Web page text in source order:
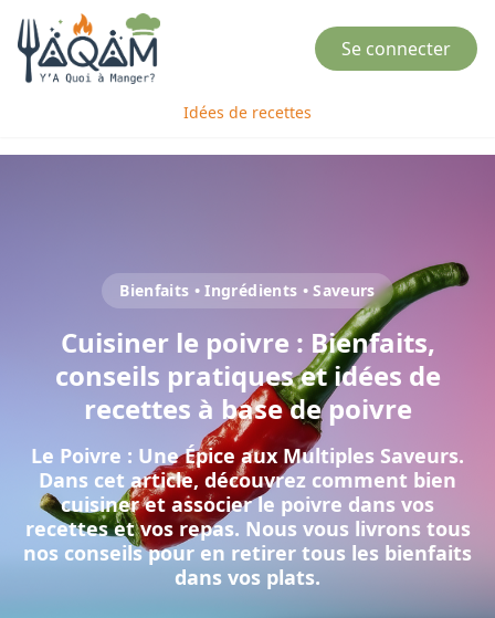
Se connecter
Idées de recettes
Bienfaits • Ingrédients • Saveurs
Cuisiner le poivre : Bienfaits,
conseils pratiques et idées de
recettes à base depoivre
Le Poivre : Une Épice aux Multiples Saveurs.
Dans cet article, découvrez comment bien
cuisiner et associerle poivre dans vos
recettes et vos repas. Nous vous livrons tous
nos conseils pour en retirer tous les bienfaits
dans vos plats.